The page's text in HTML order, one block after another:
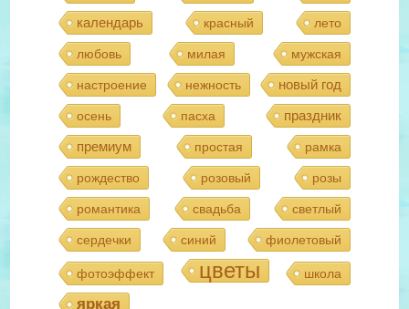
календарь красный лето
любовь милая мужская
настроение нежность новый год
осень пасха
праздник
премиум
простая рамка
рождество розовый розы
романтика свадьба светлый
сердечки синий фиолетовый
фотоэффект цветы школа
яркая